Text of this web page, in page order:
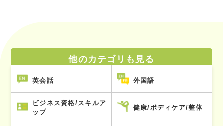
他のカテゴリも見る
英会話 外国語
ビジネス資格/スキルア
ップ
健康/ボディケア/整体